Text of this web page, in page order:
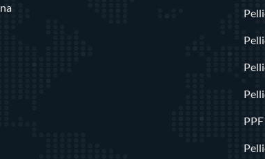
PPF